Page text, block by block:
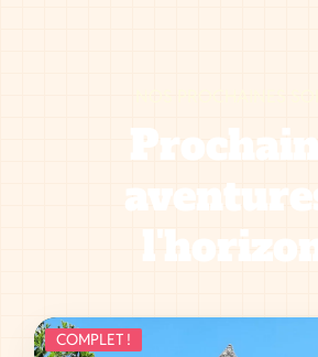
COMPLET !